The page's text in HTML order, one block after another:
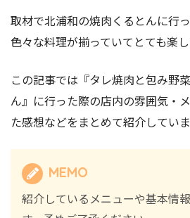
取材で北浦和の焼肉くるとんに行
色々な料理が揃っていてとても楽
この記事では『タレ焼肉と包み野
ん』に行った際の店内の雰囲気・
た感想などをまとめて紹介していま
MEMO
紹介しているメニューや基本情